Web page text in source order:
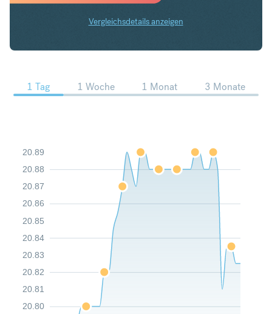
Vergleichsdetails anzeigen
USD in CZK Trends
1 Tag 1 Woche 1 Monat 3 Monate
20.80
20.81
20.82
20.83
20.84
20.85
20.86
20.87
20.88
20.89